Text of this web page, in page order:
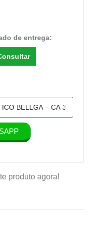
de entrega:
produto agora!